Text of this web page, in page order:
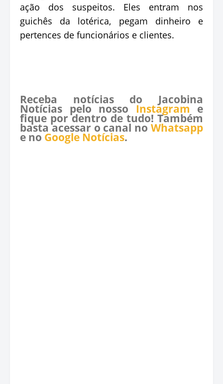
ação dos suspeitos. Eles entram nos
guichês da lotérica, pegam dinheiro e
pertences de funcionários e clientes.
Receba notícias do Jacobina
Notícias pelo nosso Instagram e
fique por dentro de tudo! Também
basta acessar o canal no Whatsapp
e no Google Notícias.